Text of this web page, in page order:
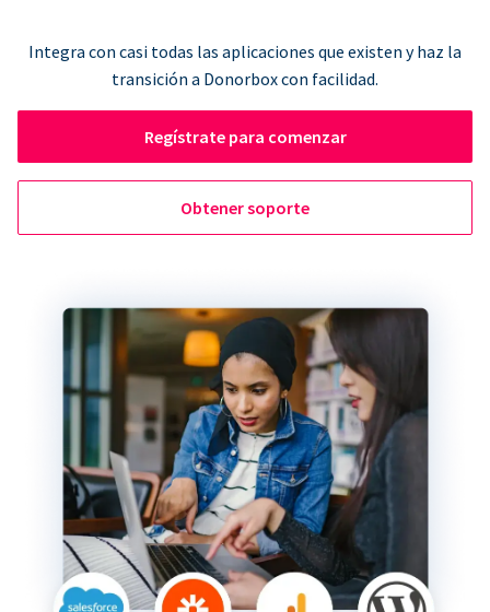
Integra con casi todas las aplicaciones que existen y haz la
transición a Donorbox con facilidad.
Regístrate para comenzar
Obtener soporte